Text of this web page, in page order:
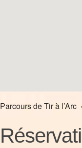
Parcours de Tir à